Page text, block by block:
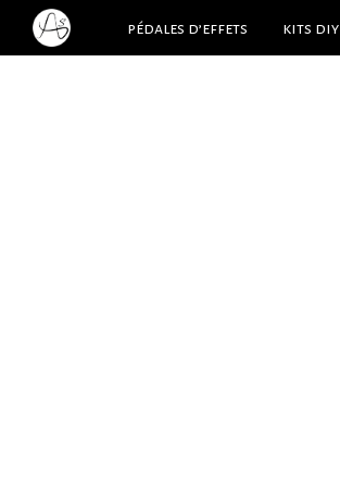
pédales d’effets kits diy